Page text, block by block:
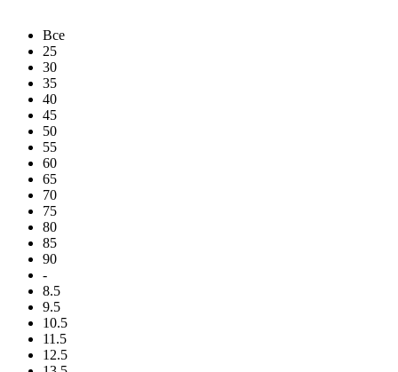
Все
25
30
35
40
45
50
55
60
65
70
75
80
85
90
-
8.5
9.5
10.5
11.5
12.5